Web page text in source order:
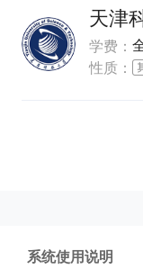
天津
学费：
性质：
系统使用说明